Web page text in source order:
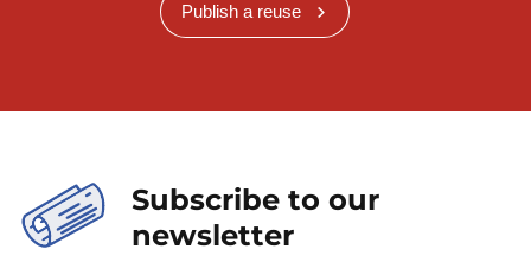
Publish a reuse
Subscribe to our
newsletter